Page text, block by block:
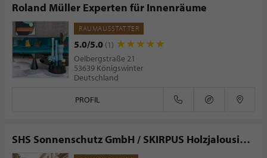
Roland Müller Experten für Innenräume
RAUMAUSSTATTER
5.0/5.0 (1)
Oelbergstraße 21
53639 Königswinter
Deutschland
PROFIL
SHS Sonnenschutz GmbH / SKIRPUS Holzjalousien